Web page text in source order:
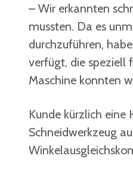
– Wir erkannten
mussten. Da es
durchzuführen,
verfügt, die speziell
Maschine konnten
Kunde kürzlich
Schneidwerkzeug